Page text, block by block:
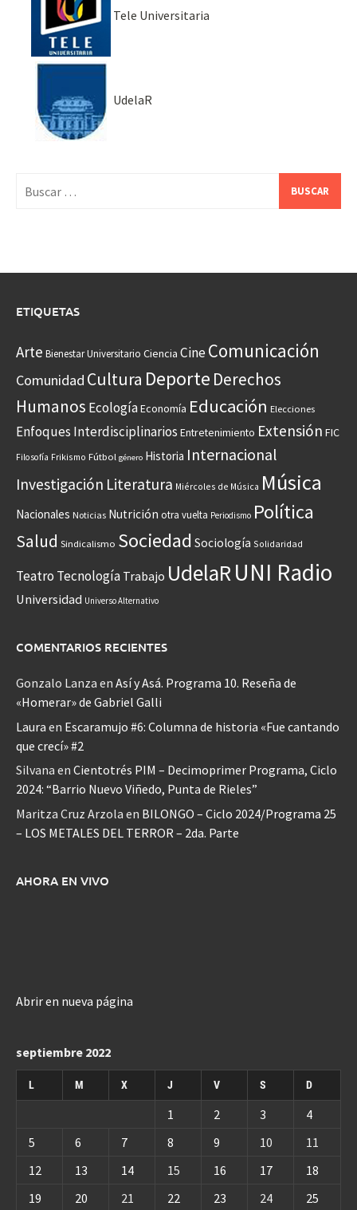
Tele Universitaria
UdelaR
ETIQUETAS
Arte Bienestar Universitario Ciencia CineComunicación
Comunidad Cultura Deporte Derechos
Humanos EcologíaEconomía Educación Elecciones
Enfoques Interdisciplinarios Entretenimiento Extensión FIC
Filosofía Frikismo Fútbol género Historia Internacional
Investigación Literatura Miércoles de Música Música
Nacionales Noticias Nutrición otra vuelta Periodismo Política
Salud Sindicalismo Sociedad Sociología Solidaridad
Teatro Tecnología Trabajo UdelaRUNI Radio
Universidad Universo Alternativo
COMENTARIOS RECIENTES
Gonzalo Lanza en Así y Asá. Programa 10. Reseña de
«Homerar» de Gabriel Galli
Laura en Escaramujo #6: Columna de historia «Fue cantando
que crecí» #2
Silvana en Cientotrés PIM – Decimoprimer Programa, Ciclo
2024: “Barrio Nuevo Viñedo, Punta de Rieles”
Maritza Cruz Arzola en BILONGO – Ciclo 2024/Programa 25
– LOS METALES DEL TERROR – 2da. Parte
AHORA EN VIVO
Abrir en nueva página
septiembre 2022
L M X J V S D
1 2 3
4
5
6 7 8 9 10
11
12
13 14 15 16 17
18
19
20 21 22 23 24 25